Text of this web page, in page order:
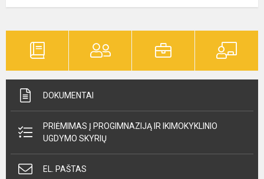
DOKUMENTAI
PRIĖMIMAS Į PROGIMNAZIJĄ IR IKIMOKYKLINIO
UGDYMO SKYRIŲ
EL. PAŠTAS